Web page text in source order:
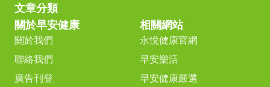
文章分類
關於早安健康
關於我們
聯絡我們
廣告刊登
相關網站
永悅健康官網
早安樂活
早安健康嚴選